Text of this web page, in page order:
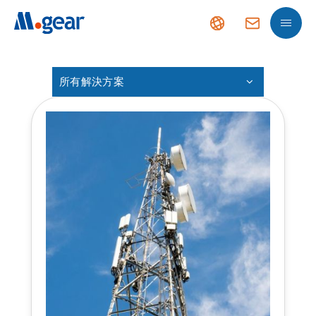
所有解決方案